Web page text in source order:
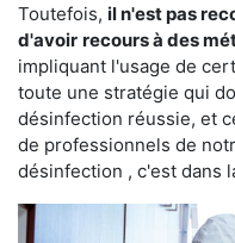
Toutefois, il n'est pas
d'avoir recours à des
impliquant l'usage de
toute une stratégie qui
désinfection réussie, et
de professionnels de
désinfection , c'est dans